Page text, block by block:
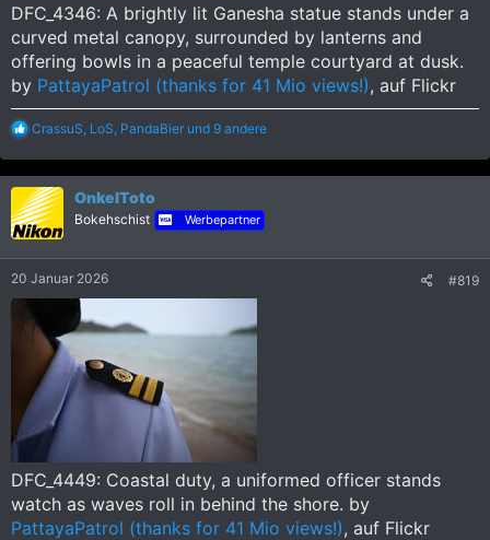
DFC_4346: A brightly lit Ganesha statue stands under a
curved metal canopy, surrounded by lanterns and
offering bowls in a peaceful temple courtyard at dusk.
by PattayaPatrol (thanks for 41 Mio views!), auf Flickr
R
a
k
t
i
o
n
:
CrassuS LoS PandaBier und 9 andere
OnkelToto
Bokehschist Werbepartner
20 Januar 2026 #819
DFC_4449: Coastal duty, a uniformed officer stands
watch as waves roll in behind the shore. by
PattayaPatrol (thanks for 41 Mio views!), auf Flickr